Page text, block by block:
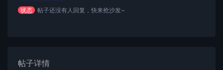
状态 帖子还没有人回复，快来抢沙发~
帖子详情